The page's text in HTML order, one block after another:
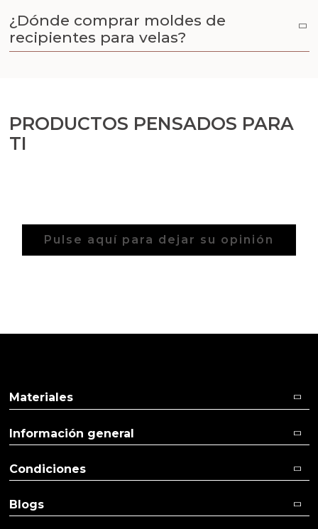
¿Dónde comprar moldes de
recipientes para velas?
PRODUCTOS PENSADOS PARA
TI
Pulse aquí para dejar su opinión
Materiales
Información general
Condiciones
Blogs